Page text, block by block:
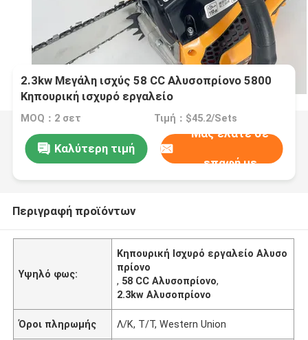
2.3kw Μεγάλη ισχύς 58 CC Αλυσοπρίονο 5800
Κηπουρική ισχυρό εργαλείο
MOQ：2 σετ Τιμή：$45.2/Sets
Καλύτερη τιμή
Μας ελάτε σε
επαφή με
Περιγραφή προϊόντων
Υψηλό φως:
Κηπουρική Ισχυρό εργαλείο Αλυσο
πρίονο
, 58 CC Αλυσοπρίονο,
2.3kw Αλυσοπρίονο
Όροι πληρωμής Λ/Κ, Τ/Τ, Western Union